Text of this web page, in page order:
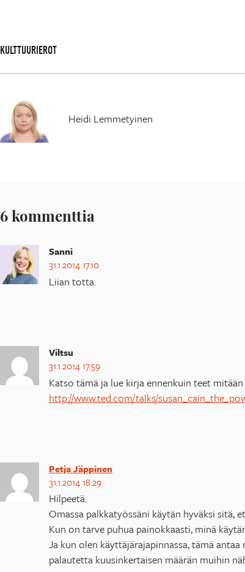
KULTTUURIEROT
Heidi Lemmetyinen
6 kommenttia
Sanni
31.1.2014 17.10
Liian totta.
Viltsu
31.1.2014 17.59
Katso tämä ja lue kirja ennenkuin teet
http://www.ted.com/talks/
Petja Jäppinen
31.1.2014 18.29
Hilpeetä.
Omassa palkkatyössäni käytän hyväksi sitä,
Kun on tarve puhua painokkaasti, minä
Ja kun olen käyttäjärajapinnassa, tämä
palautetta kuusinkertaisen määrän muihin